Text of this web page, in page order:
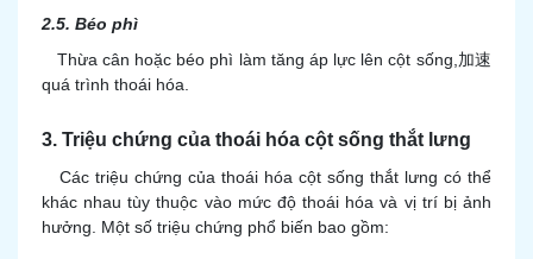
2.5. Béo phì
Thừa cân hoặc béo phì làm tăng áp lực lên cột sống,加速
quá trình thoái hóa.
3. Triệu chứng của thoái hóa cột sống thắt lưng
Các triệu chứng của thoái hóa cột sống thắt lưng có thể
khác nhau tùy thuộc vào mức độ thoái hóa và vị trí bị ảnh
hưởng. Một số triệu chứng phổ biến bao gồm: